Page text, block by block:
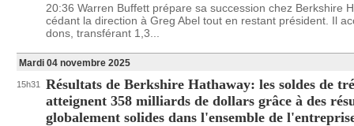
20:36 Warren Buffett prépare sa succession chez Berkshire
cédant la direction à Greg Abel tout en restant président. Il
dons, transférant 1,3...
Mardi 04 novembre 2025
15h31
Résultats de Berkshire Hathaway: les soldes de
atteignent 358 milliards de dollars grâce à des
globalement solides dans l'ensemble de